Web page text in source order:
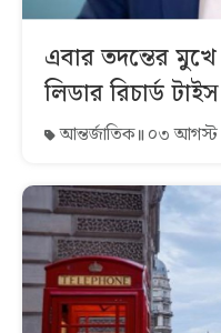
এবার তদন্তের
লিডার রিচার্ড টাইস
আন্তর্জাতিক ০৩ আগস্ট